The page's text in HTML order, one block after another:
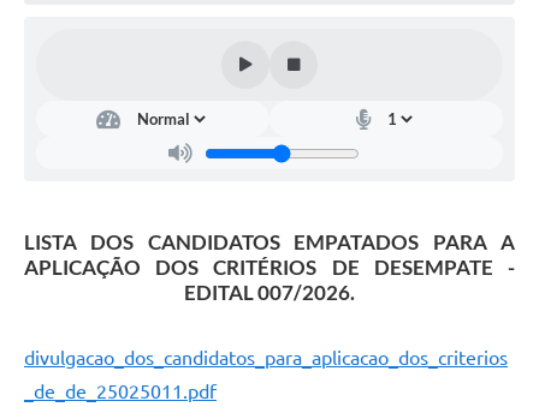
LISTA DOS CANDIDATOS EMPATADOS PARA A
APLICAÇÃO DOS CRITÉRIOS DE DESEMPATE -
EDITAL 007/2026.
divulgacao_dos_candidatos_para_aplicacao_dos_criterios
_de_de_25025011.pdf